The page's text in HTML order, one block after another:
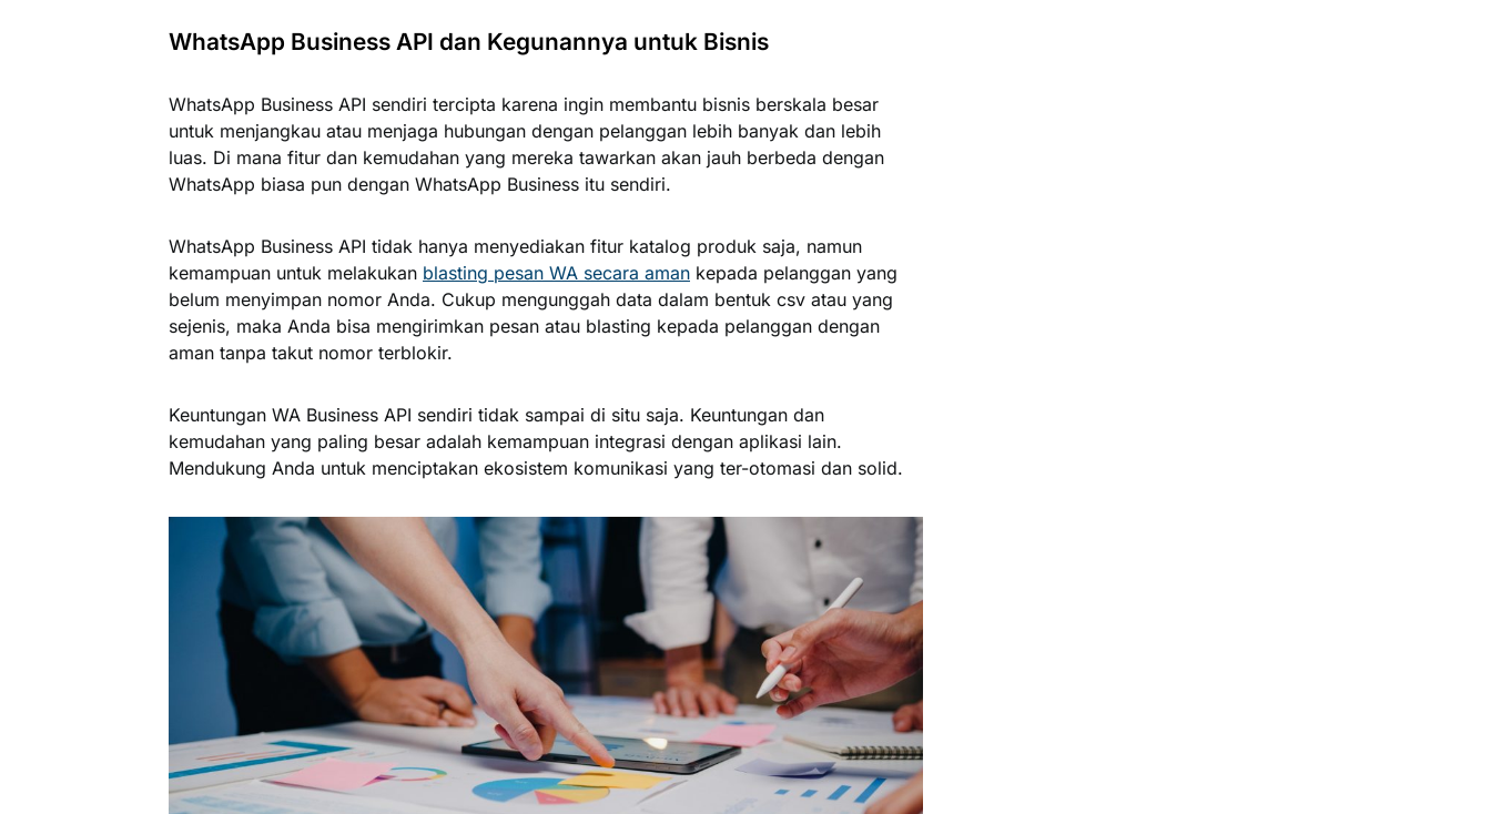
WhatsApp Business API dan Kegunannya untuk Bisnis
WhatsApp Business API sendiri tercipta karena ingin membantu bisnis berskala besar
untuk menjangkau atau menjaga hubungan dengan pelanggan lebih banyak dan lebih
luas. Di mana fitur dan kemudahan yang mereka tawarkan akan jauh berbeda dengan
WhatsApp biasa pun dengan WhatsApp Business itu sendiri.
WhatsApp Business API tidak hanya menyediakan fitur katalog produk saja, namun
kemampuan untuk melakukan blasting pesan WA secara aman kepada pelanggan yang
belum menyimpan nomor Anda. Cukup mengunggah data dalam bentuk csv atau yang
sejenis, maka Anda bisa mengirimkan pesan atau blasting kepada pelanggan dengan
aman tanpa takut nomor terblokir.
Keuntungan WA Business API sendiri tidak sampai di situ saja. Keuntungan dan
kemudahan yang paling besar adalah kemampuan integrasi dengan aplikasi lain.
Mendukung Anda untuk menciptakan ekosistem komunikasi yang ter-otomasi dan solid.